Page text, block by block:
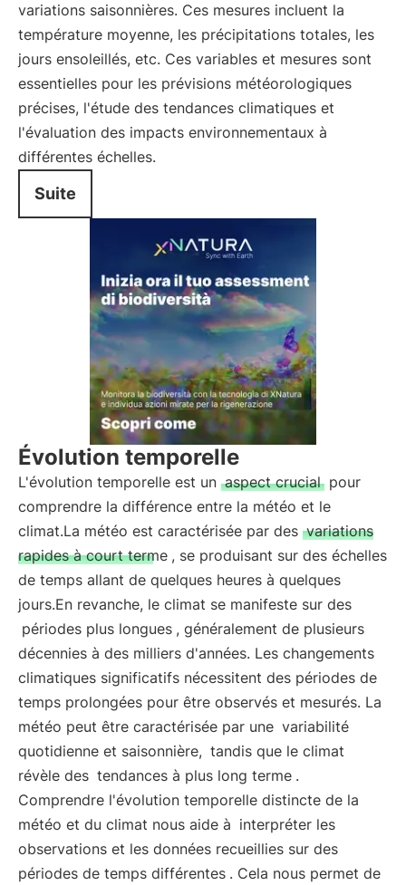
variations saisonnières. Ces mesures incluent la
température moyenne, les précipitations totales, les
jours ensoleillés, etc. Ces variables et mesures sont
essentielles pour les prévisions météorologiques
précises, l'étude des tendances climatiques et
l'évaluation des impacts environnementaux à
différentes échelles.
Suite
Évolution temporelle
L'évolution temporelle est un aspect crucial pour
comprendre la différence entre la météo et le
climat.La météo est caractérisée par des variations
rapides à court terme , se produisant sur des échelles
de temps allant de quelques heures à quelques
jours.En revanche, le climat se manifeste sur des
périodes plus longues , généralement de plusieurs
décennies à des milliers d'années. Les changements
climatiques significatifs nécessitent des périodes de
temps prolongées pour être observés et mesurés. La
météo peut être caractérisée par une variabilité
quotidienne et saisonnière, tandis que le climat
révèle des tendances à plus long terme .
Comprendre l'évolution temporelle distincte de la
météo et du climat nous aide à interpréter les
observations et les données recueillies sur des
périodes de temps différentes . Cela nous permet de